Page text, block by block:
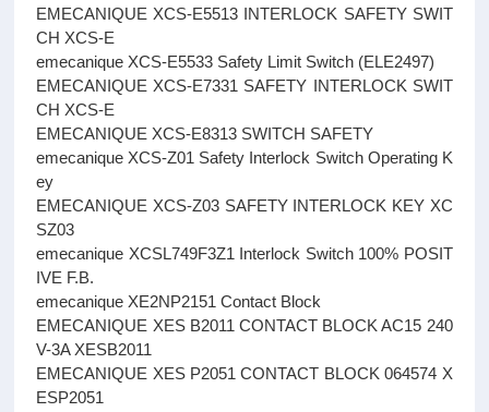
EMECANIQUE XCS-E5513 INTERLOCK SAFETY SWIT
CH XCS-E
emecanique XCS-E5533 Safety Limit Switch (ELE2497)
EMECANIQUE XCS-E7331 SAFETY INTERLOCK SWIT
CH XCS-E
EMECANIQUE XCS-E8313 SWITCH SAFETY
emecanique XCS-Z01 Safety Interlock Switch Operating K
ey
EMECANIQUE XCS-Z03 SAFETY INTERLOCK KEY XC
SZ03
emecanique XCSL749F3Z1 Interlock Switch 100% POSIT
IVE F.B.
emecanique XE2NP2151 Contact Block
EMECANIQUE XES B2011 CONTACT BLOCK AC15 240
V-3A XESB2011
EMECANIQUE XES P2051 CONTACT BLOCK 064574 X
ESP2051